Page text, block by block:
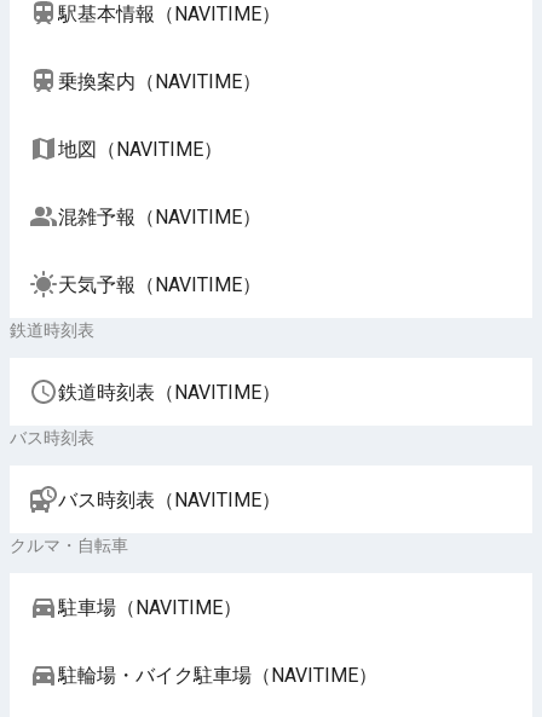
駅基本情報（NAVITIME）
乗換案内（NAVITIME）
地図（NAVITIME）
混雑予報（NAVITIME）
天気予報（NAVITIME）
鉄道時刻表
鉄道時刻表（NAVITIME）
バス時刻表
バス時刻表（NAVITIME）
クルマ・自転車
駐車場（NAVITIME）
駐輪場・バイク駐車場（NAVITIME）